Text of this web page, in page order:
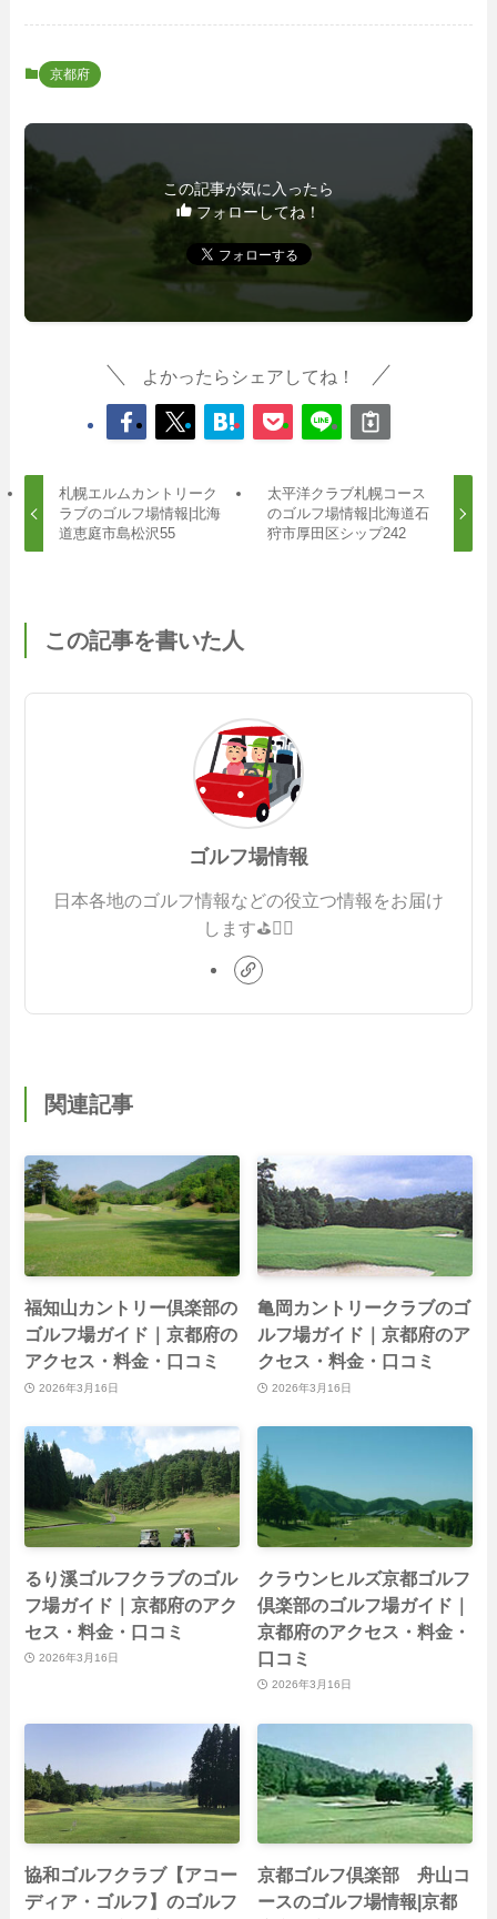
京都府
この記事が気に入ったら
フォローしてね！
よかったらシェアしてね！
札幌エルムカントリーク
ラブのゴルフ場情報|北海
道恵庭市島松沢55
太平洋クラブ札幌コース
のゴルフ場情報|北海道石
狩市厚田区シップ242
この記事を書いた人
ゴルフ場情報
日本各地のゴルフ情報などの役立つ情報をお届け
します⛳️🏌️‍♂️
関連記事
福知山カントリー倶楽部の
ゴルフ場ガイド｜京都府の
アクセス・料金・口コミ
2026年3月16日
亀岡カントリークラブのゴ
ルフ場ガイド｜京都府のア
クセス・料金・口コミ
2026年3月16日
るり溪ゴルフクラブのゴル
フ場ガイド｜京都府のアク
セス・料金・口コミ
2026年3月16日
クラウンヒルズ京都ゴルフ
倶楽部のゴルフ場ガイド｜
京都府のアクセス・料金・
口コミ
2026年3月16日
協和ゴルフクラブ【アコー
ディア・ゴルフ】のゴルフ
京都ゴルフ倶楽部 舟山コ
ースのゴルフ場情報|京都